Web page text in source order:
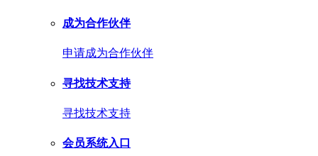
成为合作伙伴
申请成为合作伙伴
寻找技术支持
寻找技术支持
会员系统入口